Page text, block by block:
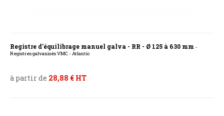
Registre d'équilibrage manuel galva - RR - Ø 125 à 630 mm -
Registres galvanisés VMC - Atlantic
à partir de 28,88 € HT